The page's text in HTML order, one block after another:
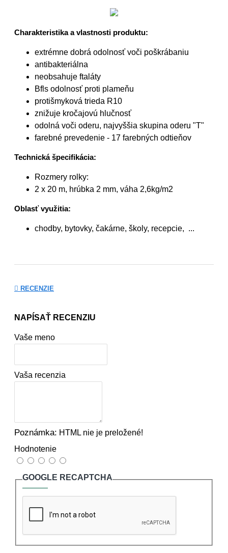
Charakteristika a vlastnosti produktu:
extrémne dobrá odolnosť voči poškrábaniu
antibakteriálna
neobsahuje ftaláty
Bfls odolnosť proti plameňu
protišmyková trieda R10
znižuje kročajovú hlučnosť
odolná voči oderu, najvyššia skupina oderu "T"
farebné prevedenie - 17 farebných odtieňov
Technická špecifikácia:
Rozmery rolky:
2 x 20 m, hrúbka 2 mm, váha 2,6kg/m2
Oblasť využitia:
chodby, bytovky, čakárne, školy, recepcie, ...
RECENZIE
NAPÍSAŤ RECENZIU
Vaše meno
Vaša recenzia
Poznámka: HTML nie je preložené!
Hodnotenie
GOOGLE RECAPTCHA